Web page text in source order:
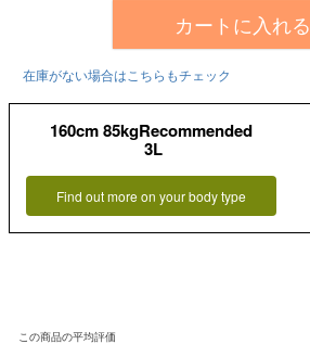
カートに入れる
在庫がない場合はこちらもチェック
160cm 85kgRecommended
3L
Find out more on your body type